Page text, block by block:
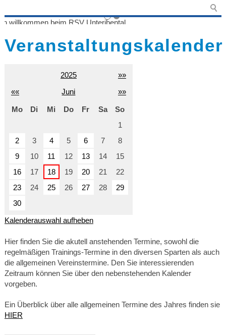
Veranstaltungskalender
2025
»»
««
Juni »»
Mo Di Mi Do Fr Sa
So
1
2
3 4 5 6 7
8
9
10 11 12 13 14
15
16
17 18 19 20 21
22
23
24 25 26 27 28
29
30
Kalenderauswahl aufheben
Hier finden Sie die akutell anstehenden Termine, sowohl die
regelmäßigen Trainings-Termine in den diversen Sparten als auch
die allgemeinen Vereinstermine. Den Sie interessierenden
Zeitraum können Sie über den nebenstehenden Kalender
vorgeben.
Ein Überblick über alle allgemeinen Termine des Jahres finden sie
HIER